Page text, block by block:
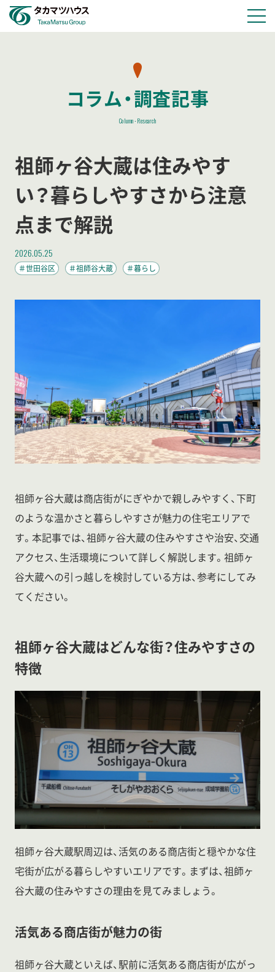
お知らせ
お問い合わせ
コラム・調査記事
Column･Research
祖師ヶ谷大蔵は住みやす
い？暮らしやすさから注意
点まで解説
2026.05.25
＃世田谷区 ＃祖師谷大蔵 ＃暮らし
祖師ヶ谷大蔵は商店街がにぎやかで親しみやすく、下町
のような温かさと暮らしやすさが魅力の住宅エリアで
す。本記事では、祖師ヶ谷大蔵の住みやすさや治安、交通
アクセス、生活環境について詳しく解説します。祖師ヶ
谷大蔵への引っ越しを検討している方は、参考にしてみ
てください。
祖師ヶ谷大蔵はどんな街？住みやすさの
特徴
祖師ヶ谷大蔵駅周辺は、活気のある商店街と穏やかな住
宅街が広がる暮らしやすいエリアです。まずは、祖師ヶ
谷大蔵の住みやすさの理由を見てみましょう。
活気ある商店街が魅力の街
祖師ヶ谷大蔵といえば、駅前に活気ある商店街が広がっ